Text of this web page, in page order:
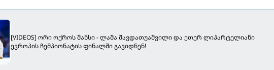
[VIDEOS] ორი ოქროს შანსი - ლაშა შავდათუაშვილი და ეთერ ლიპარტელიანი
ევროპის ჩემპიონატის ფინალში გავიდნენ!